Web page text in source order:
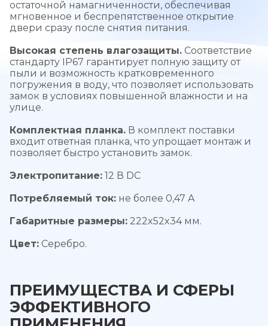
остаточной намагниченности, обеспечивая
мгновенное и беспрепятственное открытие
двери сразу после снятия питания.
Высокая степень влагозащиты. Соответствие
стандарту IP67 гарантирует полную защиту от
пыли и возможность кратковременного
погружения в воду, что позволяет использовать
замок в условиях повышенной влажности и на
улице.
Комплектная планка. В комплект поставки
входит ответная планка, что упрощает монтаж и
позволяет быстро установить замок.
Электропитание: 12 В DC
Потребляемый ток: не более 0,47 A
Габаритные размеры: 222x52x34 мм.
Цвет: Серебро.
ПРЕИМУЩЕСТВА И СФЕРЫ
ЭФФЕКТИВНОГО